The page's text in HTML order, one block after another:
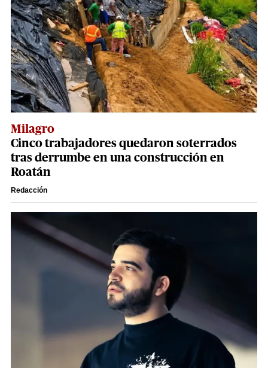
Milagro
Cinco trabajadores quedaron soterrados
tras derrumbe en una construcción en
Roatán
Redacción